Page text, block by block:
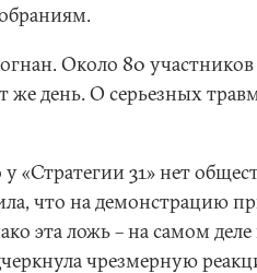
Около 80
день. О серьезных
«Стратегии 31» нет
что на демонстрацию
эта ложь – на самом
чрезмерную